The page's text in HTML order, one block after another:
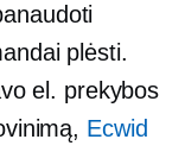
plėsti.
el. prekybos
Ecwid